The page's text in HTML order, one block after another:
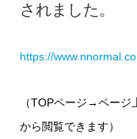
されました。
https://
（TOPページ→ペー
から閲覧できます）